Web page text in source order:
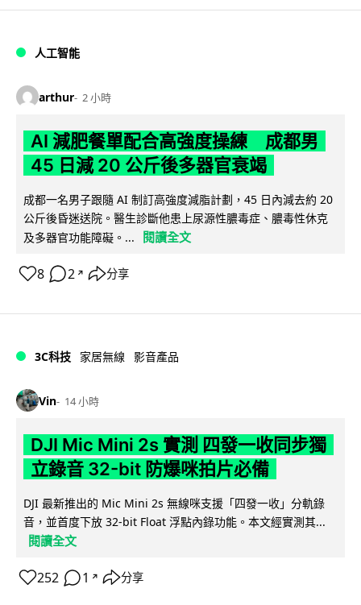
人工智能
arthur 2 小時
AI 減肥餐單配合高強度操練 成都男
45 日減 20 公斤後多器官衰竭
成都一名男子跟隨 AI 制訂高強度減脂計劃，45 日內減去約 20
公斤後昏迷送院。醫生診斷他患上尿源性膿毒症、膿毒性休克
及多器官功能障礙。...
閱讀全文
8 2 ↗ 分享
3C科技 家居無線 影音產品
Vin 14 小時
DJI Mic Mini 2s 實測 四發一收同步獨
立錄音 32-bit 防爆咪拍片必備
DJI 最新推出的 Mic Mini 2s 無線咪支援「四發一收」分軌錄
音，並首度下放 32-bit Float 浮點內錄功能。本文經實測其...
閱讀全文
252 1 ↗ 分享